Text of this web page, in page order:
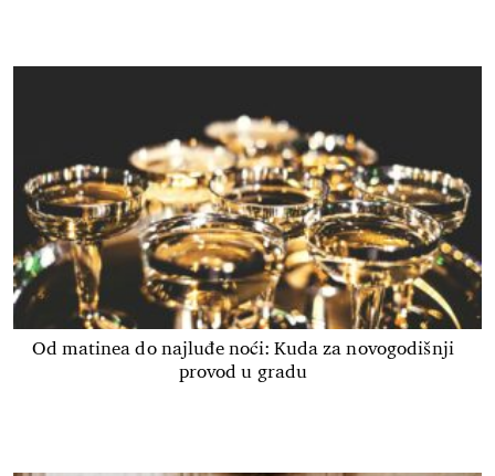
Od matinea do najluđe noći: Kuda za novogodišnji
provod u gradu